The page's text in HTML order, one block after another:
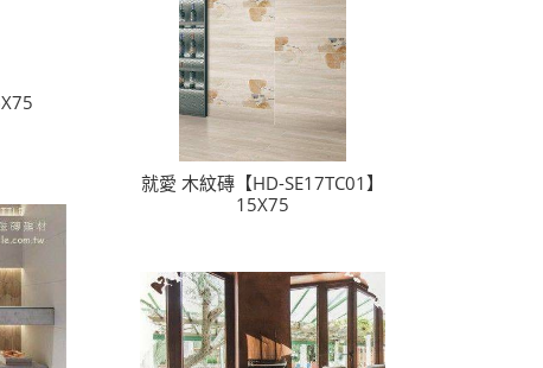
就愛 木紋磚【HD-SE17TC01】
15X75